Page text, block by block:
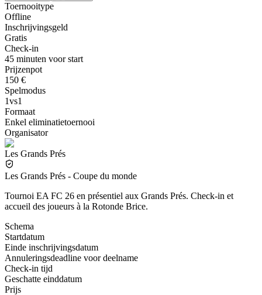
Toernooitype
Offline
Inschrijvingsgeld
Gratis
Check-in
45 minuten voor start
Prijzenpot
150 €
Spelmodus
1vs1
Formaat
Enkel eliminatietoernooi
Organisator
Les Grands Prés
Les Grands Prés - Coupe du monde
Tournoi EA FC 26 en présentiel aux Grands Prés. Check-in et
accueil des joueurs à la Rotonde Brice.
Schema
Startdatum
Einde inschrijvingsdatum
Annuleringsdeadline voor deelname
Check-in tijd
Geschatte einddatum
Prijs